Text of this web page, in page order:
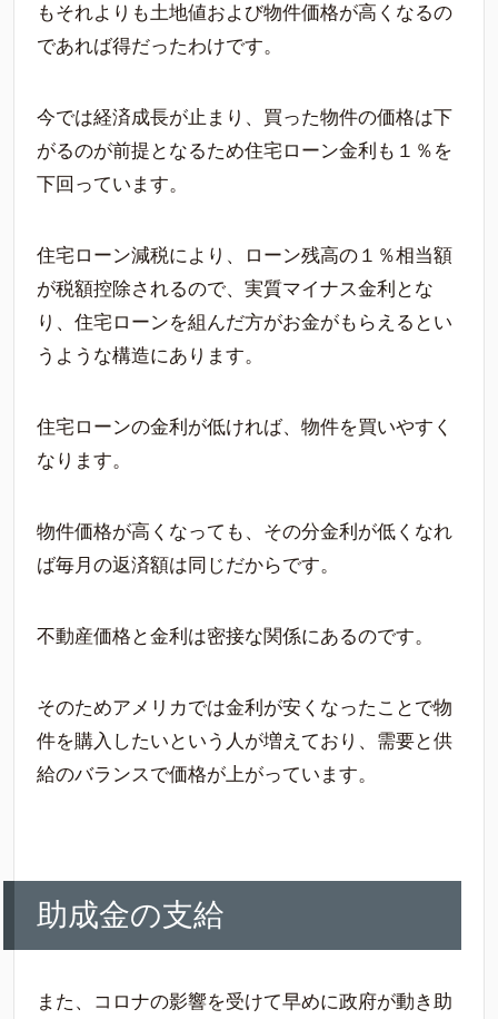
もそれよりも土地値および物件価格が高くなるの
であれば得だったわけです。
今では経済成長が止まり、買った物件の価格は下
がるのが前提となるため住宅ローン金利も１％を
下回っています。
住宅ローン減税により、ローン残高の１％相当額
が税額控除されるので、実質マイナス金利とな
り、住宅ローンを組んだ方がお金がもらえるとい
うような構造にあります。
住宅ローンの金利が低ければ、物件を買いやすく
なります。
物件価格が高くなっても、その分金利が低くなれ
ば毎月の返済額は同じだからです。
不動産価格と金利は密接な関係にあるのです。
そのためアメリカでは金利が安くなったことで物
件を購入したいという人が増えており、需要と供
給のバランスで価格が上がっています。
助成金の支給
また、コロナの影響を受けて早めに政府が動き助